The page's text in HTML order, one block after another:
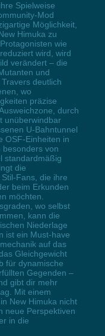
Spielweise
Mod
Möglichkeit,
Himuka zu
wie
wird, wird
verändert – die
und
deutlich
wo
präzise
durch
unüberwindbar
U-Bahntunnel
OSF-Einheiten in
von
standardmäßig
die
Fans, die ihre
beim Erkunden
möchten.
wo selbst
kann die
Niederlage
ist ein Must-have
auf das
Gleichgewicht
für dynamische
Gegenden –
gibt dir mehr
Mit einem
New Himuka nicht
neue Perspektiven
in die